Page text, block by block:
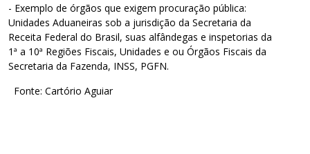
- Exemplo de órgãos que exigem procuração pública:
Unidades Aduaneiras sob a jurisdição da Secretaria da
Receita Federal do Brasil, suas alfândegas e inspetorias da
1ª a 10ª Regiões Fiscais, Unidades e ou Órgãos Fiscais da
Secretaria da Fazenda, INSS, PGFN.
Fonte: Cartório Aguiar